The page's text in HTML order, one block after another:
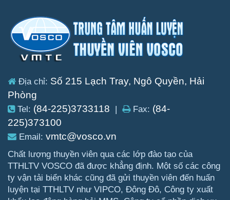
Địa chỉ: Số 215 Lạch Tray, Ngô Quyền, Hải
Phòng
Tel: (84-225)3733118 | Fax: (84-
225)373100
Email: vmtc@vosco.vn
Chất lượng thuyền viên qua các lớp đào tạo của
TTHLTV VOSCO đã được khẳng định. Một số các công
ty vận tải biển khác cũng đã gửi thuyền viên đến huấn
luyện tại TTHLTV như VIPCO, Đông Đô, Công ty xuất